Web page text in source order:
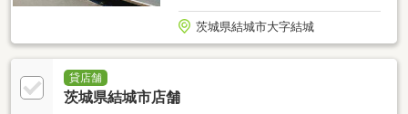
茨城県結城市大字結城
貸店舗
茨城県結城市店舗